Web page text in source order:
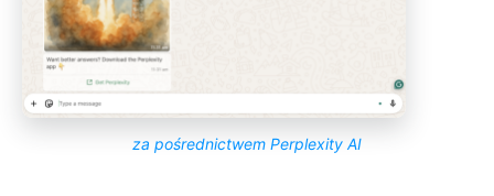
za pośrednictwem Perplexity AI